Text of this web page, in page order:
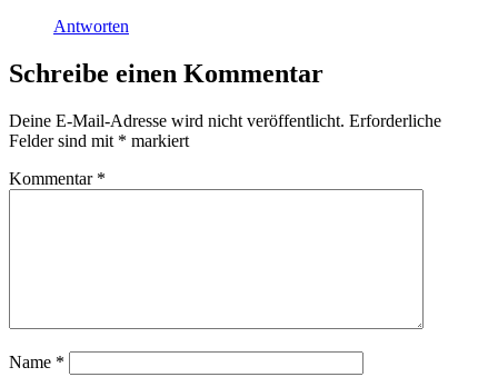
Antworten
Schreibe einen Kommentar
Deine E-Mail-Adresse wird nicht veröffentlicht. Erforderliche
Felder sind mit * markiert
Kommentar *
Name *